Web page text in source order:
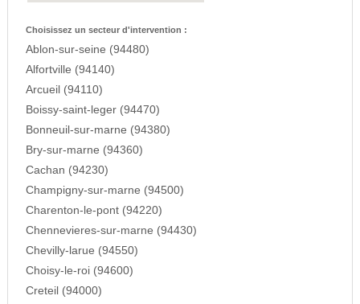
Choisissez un secteur d'intervention :
Ablon-sur-seine (94480)
Alfortville (94140)
Arcueil (94110)
Boissy-saint-leger (94470)
Bonneuil-sur-marne (94380)
Bry-sur-marne (94360)
Cachan (94230)
Champigny-sur-marne (94500)
Charenton-le-pont (94220)
Chennevieres-sur-marne (94430)
Chevilly-larue (94550)
Choisy-le-roi (94600)
Creteil (94000)